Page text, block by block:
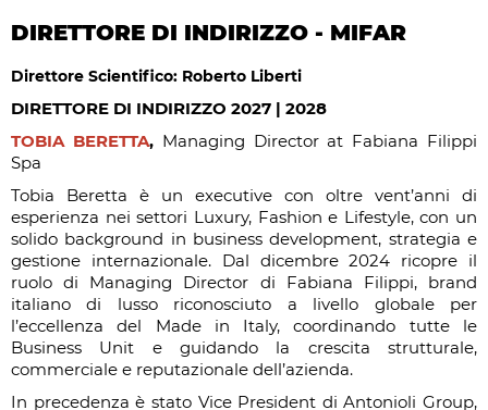
DIRETTORE DI INDIRIZZO - MIFAR
Direttore Scientifico: Roberto Liberti
DIRETTORE DI INDIRIZZO 2027 | 2028
TOBIA BERETTA, Managing Director at Fabiana Filippi
Spa
Tobia Beretta è un executive con oltre vent’anni di
esperienza nei settori Luxury, Fashion e Lifestyle, con un
solido background in business development, strategia e
gestione internazionale. Dal dicembre 2024 ricopre il
ruolo di Managing Director di Fabiana Filippi, brand
italiano di lusso riconosciuto a livello globale per
l’eccellenza del Made in Italy, coordinando tutte le
Business Unit e guidando la crescita strutturale,
commerciale e reputazionale dell’azienda.
In precedenza è stato Vice President di Antonioli Group,